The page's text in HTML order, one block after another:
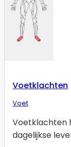
Voetklachten
Voet
Voetklachten
dagelijkse